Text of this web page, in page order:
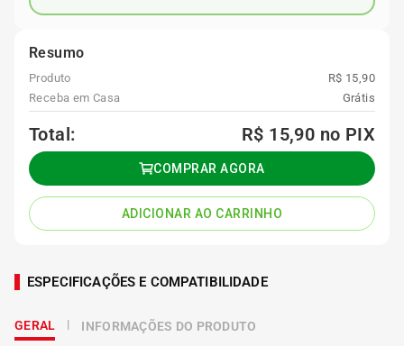
Resumo
Produto
R$ 15,90
Receba em Casa
Grátis
Total: R$ 15,90 no PIX
COMPRAR AGORA
ADICIONAR AO CARRINHO
ESPECIFICAÇÕES E COMPATIBILIDADE
GERAL INFORMAÇÕES DO PRODUTO